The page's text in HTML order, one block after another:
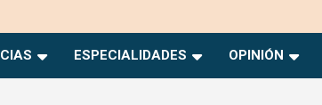
ESPECIALIDADES OPINIÓN